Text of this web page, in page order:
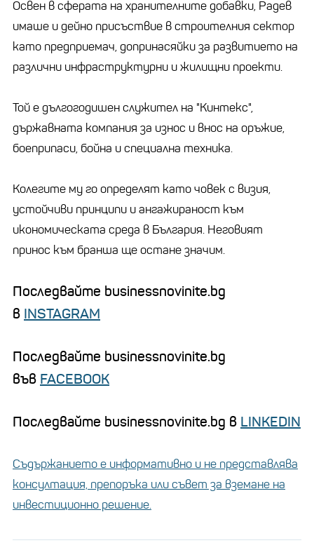
Освен в сферата на хранителните добавки, Радев
имаше и дейно присъствие в строителния сектор
като предприемач, допринасяйки за развитието на
различни инфраструктурни и жилищни проекти.
Той е дългогодишен служител на "Кинтекс",
държавната компания за износ и внос на оръжие,
боеприпаси, бойна и специална техника.
Колегите му го определят като човек с визия,
устойчиви принципи и ангажираност към
икономическата среда в България. Неговият
принос към бранша ще остане значим.
Последвайте businessnovinite.bg
в INSTAGRAM
Последвайте businessnovinite.bg
във FACEBOOK
Последвайте businessnovinite.bg в LINKEDIN
Съдържанието е информативно и не представлява
консултация, препоръка или съвет за вземане на
инвестиционно решение.